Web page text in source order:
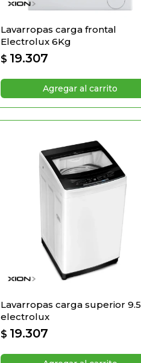
Lavarropas carga frontal
Electrolux 6Kg
$ 19.307
Lavarropas carga superior 9.5
electrolux
$ 19.307